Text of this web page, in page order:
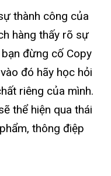
thành công của
hàng thấy rõ sự
đừng cố Copy
đó hãy học hỏi
riêng của mình.
thể hiện qua thái
thông điệp